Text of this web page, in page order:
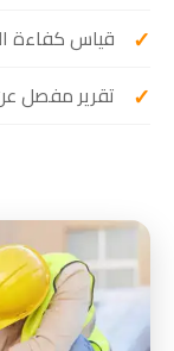
قياس كفاءة
تقرير مفصل